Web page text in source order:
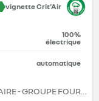
vignette Crit'Air
100%
électrique
automatique
- GROUPE FOURRAGE